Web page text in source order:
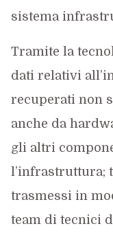
sistema
Tramite la
dati relativi
recuperati non
anche da
gli altri
l’infrastruttura;
trasmessi in
team di tecnici